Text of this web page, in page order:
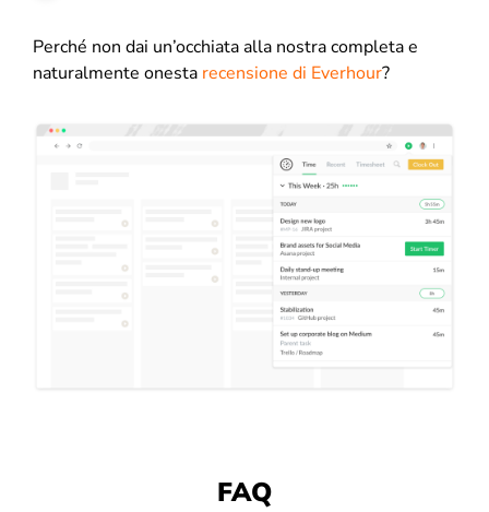
Perché non dai un’occhiata alla nostra completa e
naturalmente onesta recensione di Everhour?
FAQ